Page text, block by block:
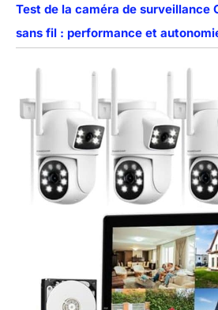
Test de la caméra de surveillance
sans fil : performance et